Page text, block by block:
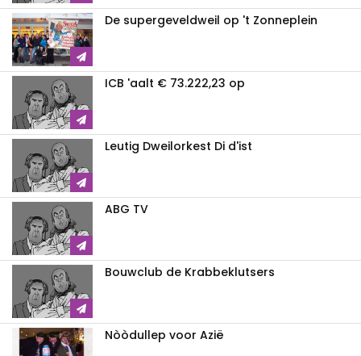
De supergeveldweil op 't Zonneplein
ICB 'aalt € 73.222,23 op
Leutig Dweilorkest Di d'ist
ABG TV
Bouwclub de Krabbeklutsers
Nòòdullep voor Azië